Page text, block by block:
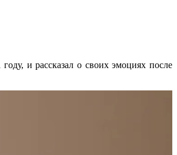
и рассказал о своих эмоциях после